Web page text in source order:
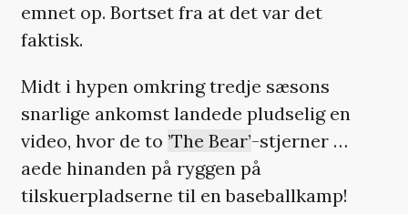
emnet op. Bortset fra at det var det
faktisk.
Midt i hypen omkring tredje sæsons
snarlige ankomst landede pludselig en
video, hvor de to ’The Bear’-stjerner …
aede hinanden på ryggen på
tilskuerpladserne til en baseballkamp!